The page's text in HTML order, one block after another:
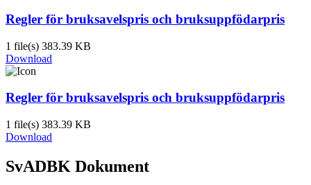
Regler för bruksavelspris och bruksuppfödarpris
1 file(s) 383.39 KB
Download
Regler för bruksavelspris och bruksuppfödarpris
1 file(s) 383.39 KB
Download
SvADBK Dokument